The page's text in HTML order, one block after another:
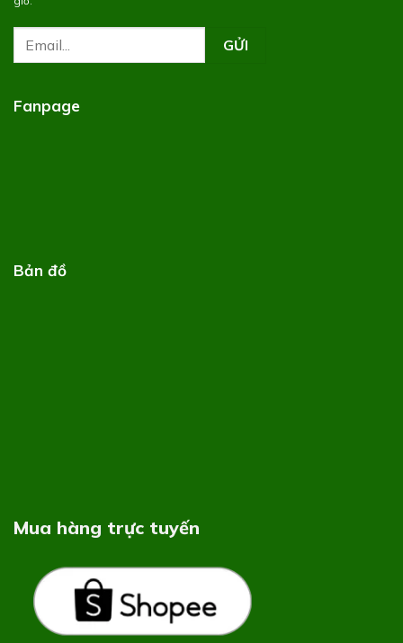
Fanpage
Bản đồ
Mua hàng trực tuyến